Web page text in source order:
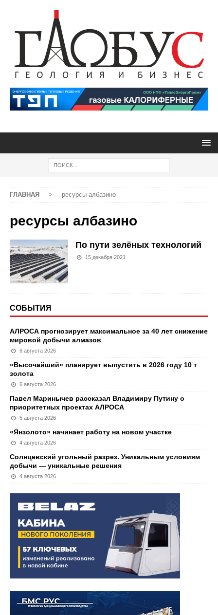
ГЛАВНАЯ > ресурсы албазино
ресурсы албазино
По пути зелёных технологий
15 декабря 2021
СОБЫТИЯ
АЛРОСА прогнозирует максимальное за 40 лет снижение
мировой добычи алмазов
6 августа 2026
«Высочайший» планирует выпустить в 2026 году 10 т
золота
6 августа 2026
Павел Маринычев рассказал Владимиру Путину о
приоритетных проектах АЛРОСА
5 августа 2026
«Янзолото» начинает работу на новом участке
4 августа 2026
Солнцевский угольный разрез. Уникальным условиям
добычи — уникальные решения
4 августа 2026